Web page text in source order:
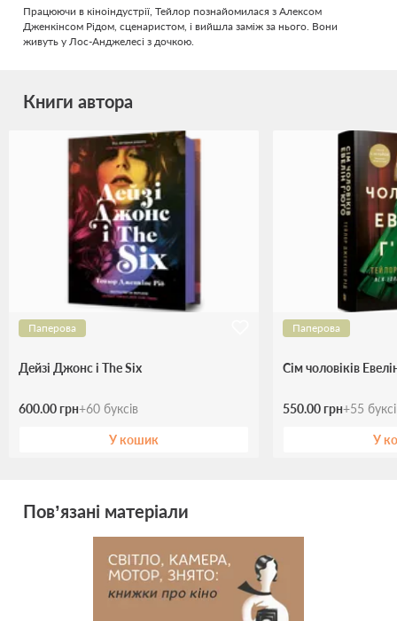
Працюючи в кіноіндустрії, Тейлор познайомилася з Алексом
Дженкінсом Рідом, сценаристом, і вийшла заміж за нього. Вони
живуть у Лос-Анджелесі з дочкою.
Книги автора
Паперова
Дейзі Джонс і The Six
600.00 грн+60 буксів
У кошик
Паперова
Сім чоловіків
550.00 грн+55
У
Пов’язані матеріали